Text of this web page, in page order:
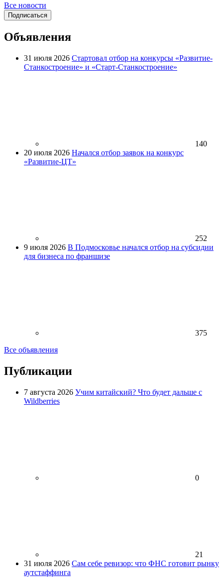
Все новости
Подписаться
Объявления
31 июля 2026 Стартовал отбор на конкурсы «Развитие-
Станкостроение» и «Старт-Станкостроение»
140
20 июля 2026 Начался отбор заявок на конкурс
«Развитие-ЦТ»
252
9 июля 2026 В Подмосковье начался отбор на субсидии
для бизнеса по франшизе
375
Все объявления
Публикации
7 августа 2026 Учим китайский? Что будет дальше с
Wildberries
0
21
31 июля 2026 Сам себе ревизор: что ФНС готовит рынку
аутстаффинга